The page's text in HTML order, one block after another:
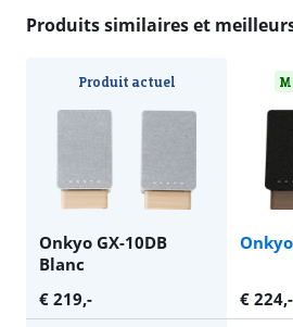
Produits similaires et
Produit actuel
Onkyo GX-10DB
Blanc
€ 219,- € 224,-